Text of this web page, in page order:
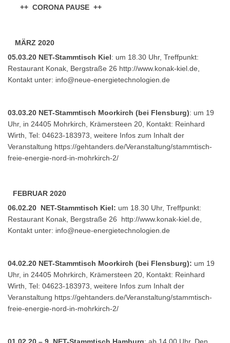
++ CORONA PAUSE ++
MÄRZ 2020
05.03.20 NET-Stammtisch Kiel: um 18.30 Uhr, Treffpunkt:
Restaurant Konak, Bergstraße 26 http://www.konak-kiel.de,
Kontakt unter: info@neue-energietechnologien.de
03.03.20 NET-Stammtisch Moorkirch (bei Flensburg): um 19
Uhr, in 24405 Mohrkirch, Krämersteen 20, Kontakt: Reinhard
Wirth, Tel: 04623-183973, weitere Infos zum Inhalt der
Veranstaltung https://gehtanders.de/Veranstaltung/stammtisch-
freie-energie-nord-in-mohrkirch-2/
FEBRUAR 2020
06.02.20 NET-Stammtisch Kiel: um 18.30 Uhr, Treffpunkt:
Restaurant Konak, Bergstraße 26 http://www.konak-kiel.de
Kontakt unter: info@neue-energietechnologien.de
04.02.20 NET-Stammtisch Moorkirch (bei Flensburg): um 19
Uhr, in 24405 Mohrkirch, Krämersteen 20, Kontakt: Reinhard
Wirth, Tel: 04623-183973, weitere Infos zum Inhalt der
Veranstaltung https://gehtanders.de/Veranstaltung/stammtisch-
freie-energie-nord-in-mohrkirch-2/